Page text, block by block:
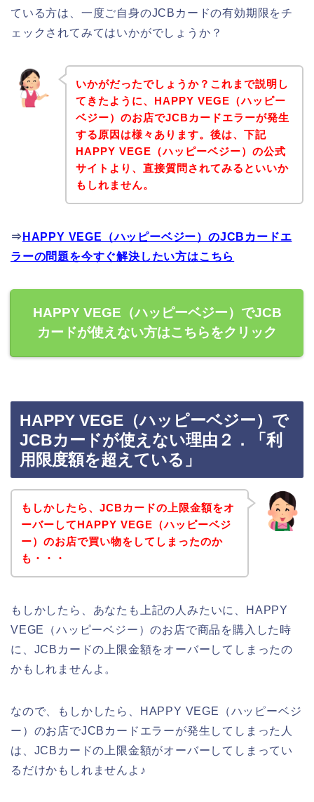
ている方は、一度ご自身のJCBカードの有効期限をチ
ェックされてみてはいかがでしょうか？
いかがだったでしょうか？これまで説明し
てきたように、HAPPY VEGE（ハッピー
ベジー）のお店でJCBカードエラーが発生
する原因は様々あります。後は、下記
HAPPY VEGE（ハッピーベジー）の公式
サイトより、直接質問されてみるといいか
もしれません。
⇒ HAPPY VEGE（ハッピーベジー）のJCBカードエ
ラーの問題を今すぐ解決したい方はこちら
HAPPY VEGE（ハッピーベジー）でJCB
カードが使えない方はこちらをクリック
HAPPY VEGE（ハッピーベジー）で
JCBカードが使えない理由２．「利
用限度額を超えている」
もしかしたら、JCBカードの上限金額をオ
ーバーしてHAPPY VEGE（ハッピーベジ
ー）のお店で買い物をしてしまったのか
も・・・
もしかしたら、あなたも上記の人みたいに、HAPPY
VEGE（ハッピーベジー）のお店で商品を購入した時
に、JCBカードの上限金額をオーバーしてしまったの
かもしれませんよ。
なので、もしかしたら、HAPPY VEGE（ハッピーベジ
ー）のお店でJCBカードエラーが発生してしまった人
は、JCBカードの上限金額がオーバーしてしまってい
るだけかもしれませんよ♪